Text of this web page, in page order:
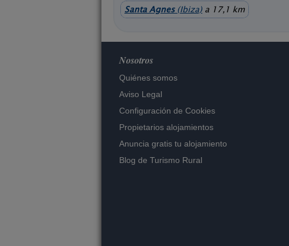
Santa Agnes(Ibiza) a 17,1 km
Nosotros
Quiénes somos
Aviso Legal
Configuración de Cookies
Propietarios alojamientos
Anuncia gratis tu alojamiento
Blog de Turismo Rural